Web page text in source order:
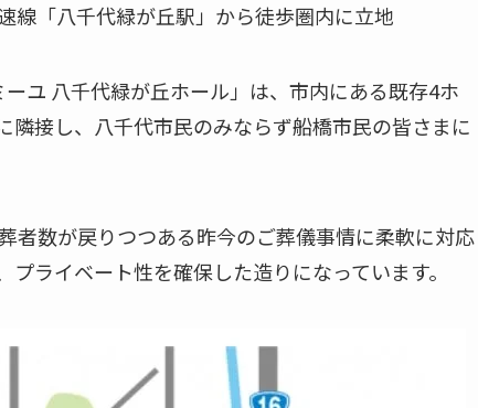
線「八千代緑が丘駅」から徒歩圏内に立地
ユ 八千代緑が丘ホール」は、市内にある既存4ホ
隣接し、八千代市民のみならず船橋市民の皆さまに
者数が戻りつつある昨今のご葬儀事情に柔軟に対応
ライベート性を確保した造りになっています。